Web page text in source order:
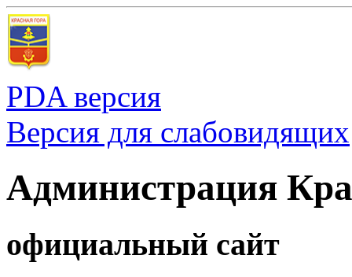
PDA версия
Версия для слабовидящих
Администрация
официальный сайт